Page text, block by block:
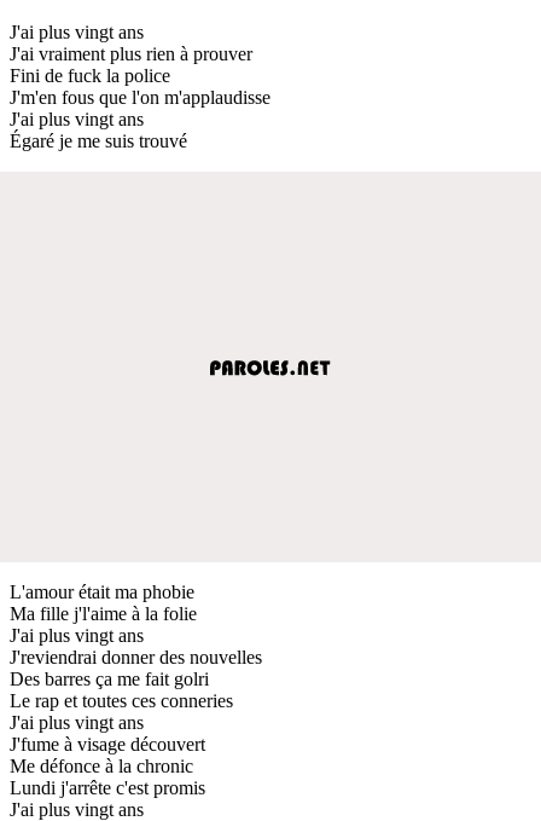
J'ai plus vingt ans
J'ai vraiment plus rien à prouver
Fini de fuck la police
J'm'en fous que l'on m'applaudisse
J'ai plus vingt ans
Égaré je me suis trouvé
L'amour était ma phobie
Ma fille j'l'aime à la folie
J'ai plus vingt ans
J'reviendrai donner des nouvelles
Des barres ça me fait golri
Le rap et toutes ces conneries
J'ai plus vingt ans
J'fume à visage découvert
Me défonce à la chronic
Lundi j'arrête c'est promis
J'ai plus vingt ans